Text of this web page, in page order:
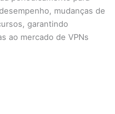
mudanças de
garantindo
ao mercado de VPNs